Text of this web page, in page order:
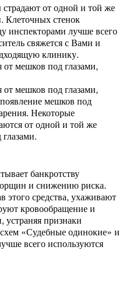
от одной и той же
Клеточных стенок
инспекторами лучше всего
свяжется с Вами и
клинику.
мешков под глазами,
мешков под глазами,
мешков под
Некоторые
от одной и той же
банкротству
и снижению риска.
этого средства, ухаживают
кровообращение и
устраняя признаки
«Судебные одинокие» и
всего используются